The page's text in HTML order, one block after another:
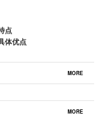
点
体优点
MORE
MORE